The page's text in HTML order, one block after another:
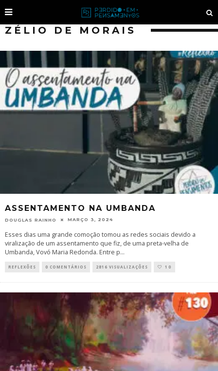
ZÉLIO DE MORAIS
ASSENTAMENTO NA UMBANDA
DOUGLAS RAINHO MARÇO 3, 2024
Esses dias uma grande comoção tomou as redes sociais devido a
viralização de um assentamento que fiz, de uma preta-velha de
Umbanda, Vovó Maria Redonda. Entre p...
REFLEXÕES 0 COMENTÁRIOS 2816 VISUALIZAÇÕES 10